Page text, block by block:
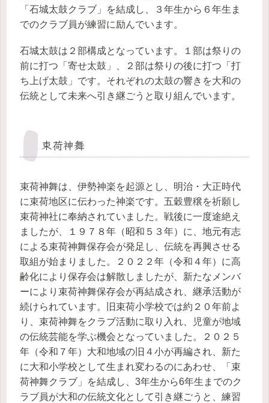
「石城太鼓クラブ」を結成し、３年生から６年生ま
でのクラブ員が練習に励んでいます。
石城太鼓は２部構成となっています。１部は祭りの
前に打つ「寄せ太鼓」、２部は祭りの後に打つ「打
ち上げ太鼓」です。それぞれの太鼓の響きを大和の
伝統として未来へ引き継ごうと取り組んでいます。
束荷神舞
束荷神舞は、伊勢神楽を起源とし、明治・大正時代
に束荷地区に伝わった神楽です。五穀豊穣を祈願し
束荷神社に奉納されていました。戦後に一度途絶え
ましたが、１９７８年（昭和５３年）に、地元有志
による束荷神舞保存会が発足し、伝統を再興させる
取組が始まりました。２０２２年（令和４年）に高
齢化により保存会は解散しましたが、新たなメンバ
ーにより束荷神舞保存会が再結成され、継承活動が
続けられています。旧束荷小学校では約２０年前よ
り、束荷神舞をクラブ活動に取り入れ、児童が地域
の伝統芸能を学ぶ機会となっていました。２０２５
年（令和７年）大和地域の旧４小が再編され、新た
に大和小学校として生まれ変わるのにあわせ、「束
荷神舞クラブ」を結成し、3年生から6年生までのク
ラブ員が大和の伝統文化として引き継ごうと、練習